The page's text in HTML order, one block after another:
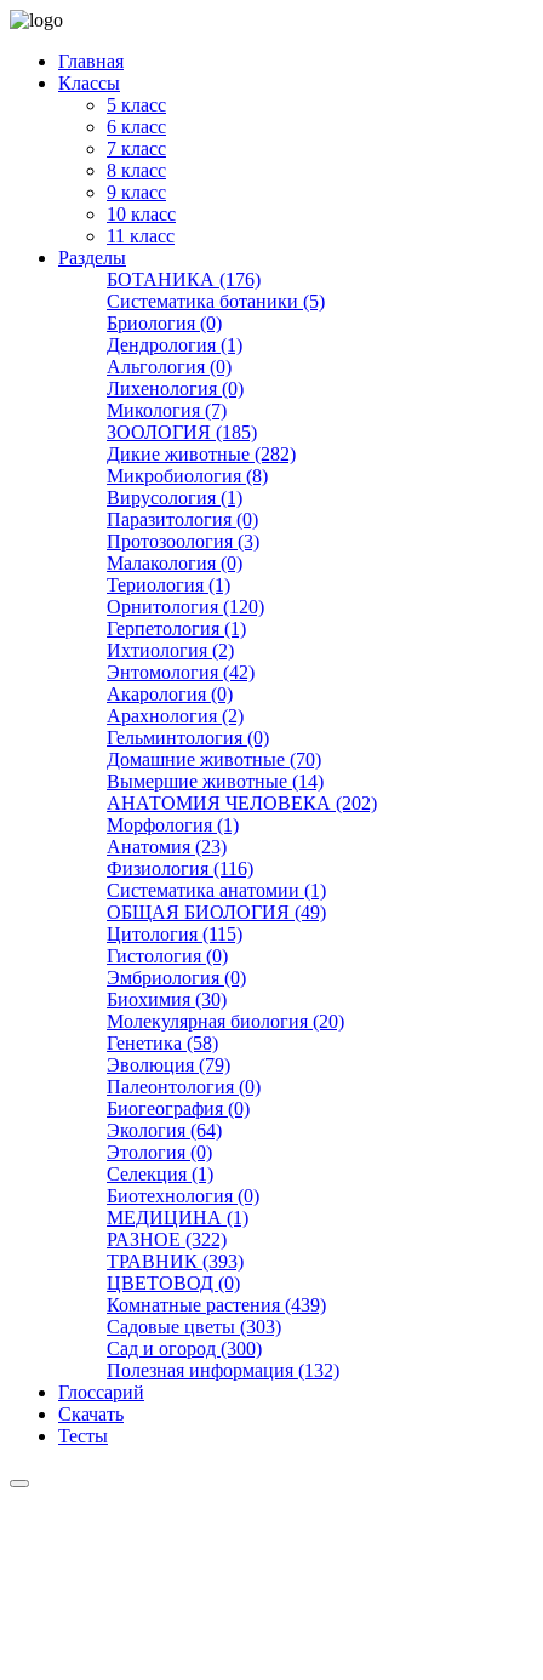
Главная
Классы
5 класс
6 класс
7 класс
8 класс
9 класс
10 класс
11 класс
Разделы
БОТАНИКА (176)
Систематика ботаники (5)
Бриология (0)
Дендрология (1)
Альгология (0)
Лихенология (0)
Микология (7)
ЗООЛОГИЯ (185)
Дикие животные (282)
Микробиология (8)
Вирусология (1)
Паразитология (0)
Протозоология (3)
Малакология (0)
Териология (1)
Орнитология (120)
Герпетология (1)
Ихтиология (2)
Энтомология (42)
Акарология (0)
Арахнология (2)
Гельминтология (0)
Домашние животные (70)
Вымершие животные (14)
АНАТОМИЯ ЧЕЛОВЕКА (202)
Морфология (1)
Анатомия (23)
Физиология (116)
Систематика анатомии (1)
ОБЩАЯ БИОЛОГИЯ (49)
Цитология (115)
Гистология (0)
Эмбриология (0)
Биохимия (30)
Молекулярная биология (20)
Генетика (58)
Эволюция (79)
Палеонтология (0)
Биогеография (0)
Экология (64)
Этология (0)
Селекция (1)
Биотехнология (0)
МЕДИЦИНА (1)
РАЗНОЕ (322)
ТРАВНИК (393)
ЦВЕТОВОД (0)
Комнатные растения (439)
Садовые цветы (303)
Сад и огород (300)
Полезная информация (132)
Глоссарий
Скачать
Тесты